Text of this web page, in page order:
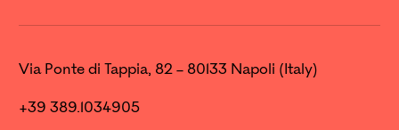
Via Ponte di Tappia, 82 – 80133 Napoli (Italy)
+39 389.1034905